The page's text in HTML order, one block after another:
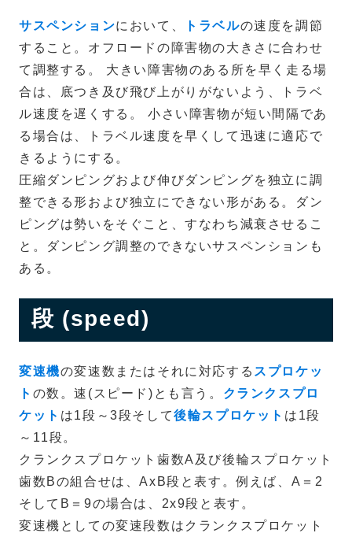
サスペンションにおいて、 トラベルの速度を調節
すること。オフロードの障害物の大きさに合わせ
て調整する。 大きい障害物のある所を早く走る場
合は、底つき及び飛び上がりがないよう、トラベ
ル速度を遅くする。 小さい障害物が短い間隔であ
る場合は、トラベル速度を早くして迅速に適応で
きるようにする。
圧縮ダンピングおよび伸びダンピングを独立に調
整できる形および独立にできない形がある。ダン
ピングは勢いをそぐこと、すなわち減衰させるこ
と。ダンピング調整のできないサスペンションも
ある。
段 (speed)
変速機の変速数またはそれに対応する スプロケッ
ト の数。速(スピード)とも言う。 クランクスプロ
ケット は1段～3段そして後輪スプロケット は1段
～11段。
クランクスプロケット歯数A及び後輪スプロケット
歯数Bの組合せは、AxB段と表す。例えば、A＝2
そしてB＝9の場合は、2x9段と表す。
変速機としての変速段数はクランクスプロケット